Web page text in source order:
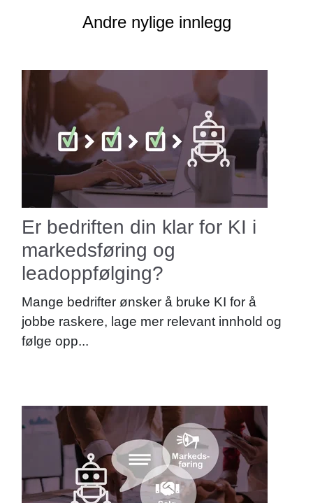
Andre nylige innlegg
Er bedriften din klar for KI i
markedsføring og
leadoppfølging?
Mange bedrifter ønsker å bruke KI for å
jobbe raskere, lage mer relevant innhold og
følge opp...